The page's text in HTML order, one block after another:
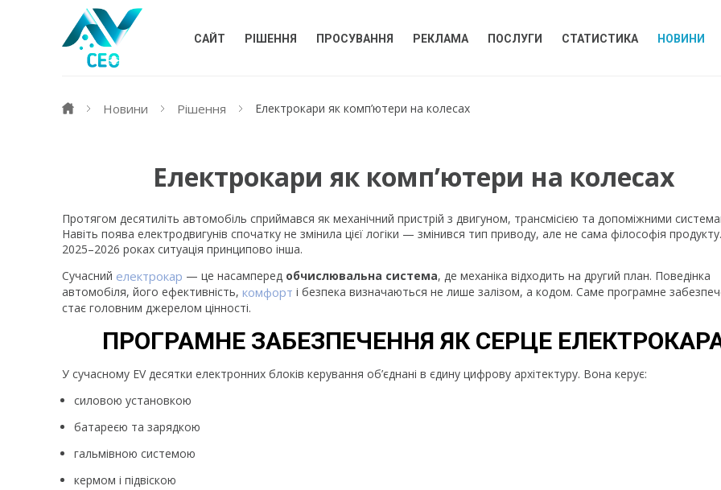
САЙТ РІШЕННЯ ПРОСУВАННЯ РЕКЛАМА ПОСЛУГИ СТАТИСТИКА НОВИНИ
Новини Рішення Електрокари як комп’ютери на колесах
Електрокари як комп’ютери на колесах
Протягом десятиліть автомобіль сприймався як механічний пристрій з двигуном, трансмісією та допоміжними
Навіть поява електродвигунів спочатку не змінила цієї логіки — змінився тип приводу, але не сама філософія
2025–2026 роках ситуація принципово інша.
Сучасний електрокар — це насамперед обчислювальна система, де механіка відходить на другий план. Поведінка
автомобіля, його ефективність, комфорт і безпека визначаються не лише залізом, а кодом. Саме програмне
стає головним джерелом цінності.
ПРОГРАМНЕ ЗАБЕЗПЕЧЕННЯ ЯК СЕРЦЕ
У сучасному EV десятки електронних блоків керування об’єднані в єдину цифрову архітектуру. Вона керує:
силовою установкою
батареєю та зарядкою
гальмівною системою
кермом і підвіскою